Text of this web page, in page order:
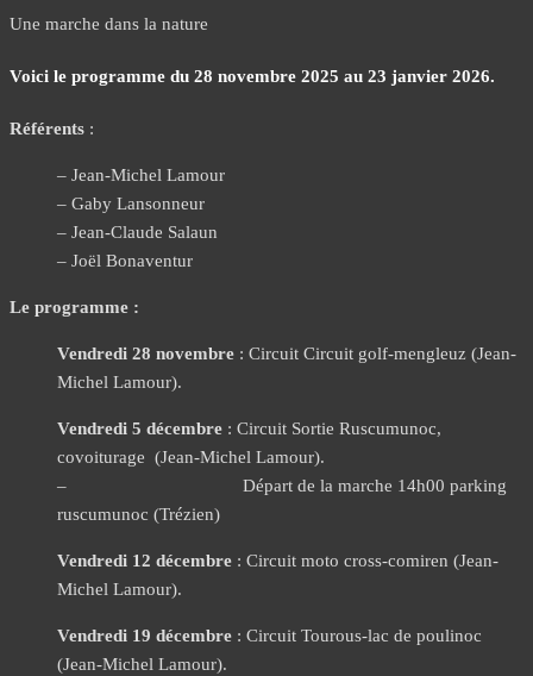
Une marche dans la nature
Voici le programme du 28 novembre 2025 au 23 janvier 2026.
Référents :
– Jean-Michel Lamour
– Gaby Lansonneur
– Jean-Claude Salaun
– Joël Bonaventur
Le programme :
Vendredi 28 novembre : Circuit Circuit golf-mengleuz (Jean-
Michel Lamour).
Vendredi 5 décembre : Circuit Sortie Ruscumunoc,
covoiturage (Jean-Michel Lamour).
– Départ de la marche 14h00 parking
ruscumunoc (Trézien)
Vendredi 12 décembre : Circuit moto cross-comiren (Jean-
Michel Lamour).
Vendredi 19 décembre : Circuit Tourous-lac de poulinoc
(Jean-Michel Lamour).